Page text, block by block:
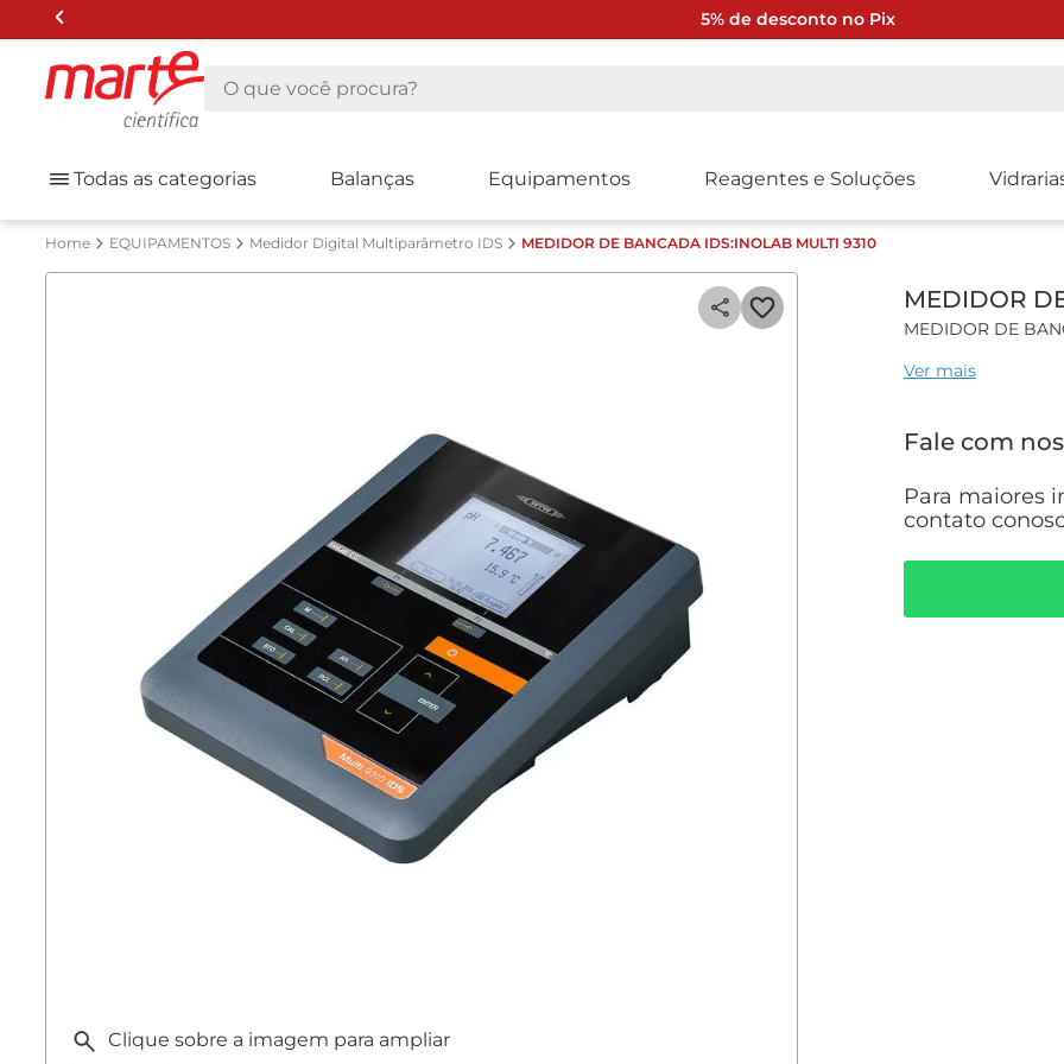
5% de desconto no Pix
O que você procura?
Todas as categorias Balanças Equipamentos Reagentes e Soluções
EQUIPAMENTOS Medidor Digital Multiparâmetro IDS MEDIDOR DE BANCADA IDS:INOLAB MULTI 9310
MEDIDOR
MEDIDOR DE
Características
Parâmetros
Tecnologia IDS;
Funções CMC,
Reconhecimento
Especificações
• Digital / IDS
Ver mais
Fale com
Para maiores
contato